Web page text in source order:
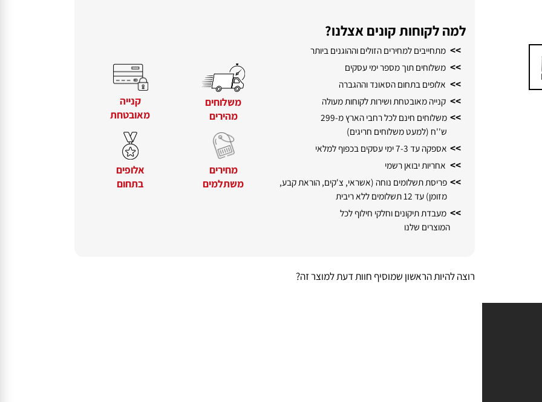
למה לקוחות קונים אצלנו?
מתחייבים למחירים הזולים וההוגנים ביותר
משלוחים תוך מספר ימי עסקים
אלופים בתחום הסאונד וההגברה
קנייה מאובטחת ושירות לקוחות מעולה
משלוחים חינם לכל רחבי הארץ מ-299
ש''ח (למעט משלוחים חריגים)
אספקה עד 7-3 ימי עסקים בכפוף למלאי
אחריות יבואן רשמי
פריסת תשלומים נוחה (אשראי, צ'קים, הוראת קבע,
מזומן) עד 12 תשלומים ללא ריבית
משלוחים
מהירים
קנייה
מאובטחת
רוצה להיות הראשון שמוסיף חוות דעת למוצר זה?